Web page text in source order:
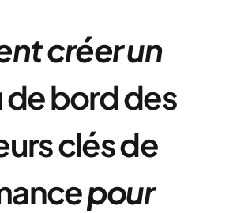
créer un
bord des
clés de
pour